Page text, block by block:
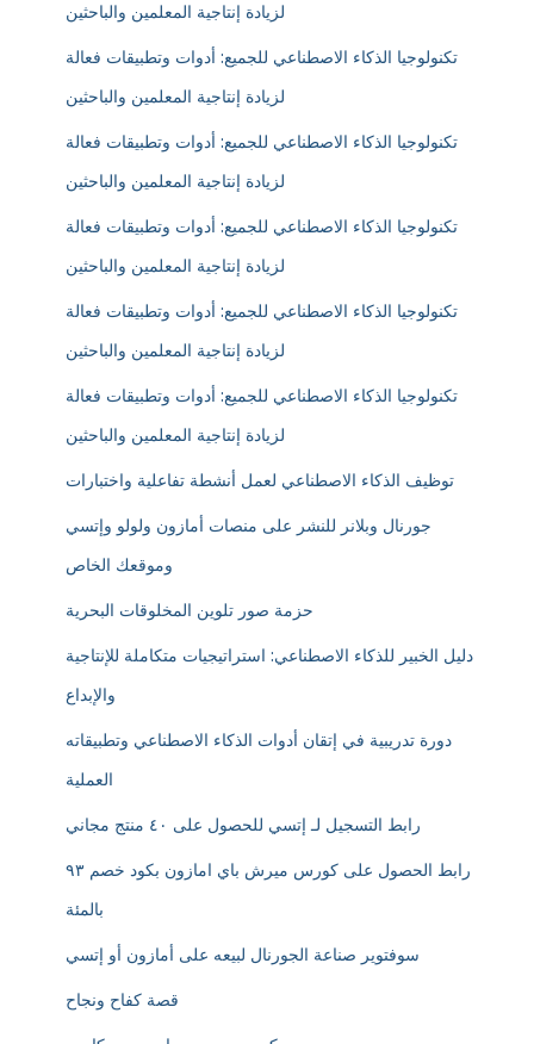
لزيادة إنتاجية المعلمين والباحثين
تكنولوجيا الذكاء الاصطناعي للجميع: أدوات وتطبيقات فعالة
لزيادة إنتاجية المعلمين والباحثين
تكنولوجيا الذكاء الاصطناعي للجميع: أدوات وتطبيقات فعالة
لزيادة إنتاجية المعلمين والباحثين
تكنولوجيا الذكاء الاصطناعي للجميع: أدوات وتطبيقات فعالة
لزيادة إنتاجية المعلمين والباحثين
تكنولوجيا الذكاء الاصطناعي للجميع: أدوات وتطبيقات فعالة
لزيادة إنتاجية المعلمين والباحثين
تكنولوجيا الذكاء الاصطناعي للجميع: أدوات وتطبيقات فعالة
لزيادة إنتاجية المعلمين والباحثين
توظيف الذكاء الاصطناعي لعمل أنشطة تفاعلية واختبارات
جورنال وبلانر للنشر على منصات أمازون ولولو وإتسي
وموقعك الخاص
حزمة صور تلوين المخلوقات البحرية
دليل الخبير للذكاء الاصطناعي: استراتيجيات متكاملة للإنتاجية
والإبداع
دورة تدريبية في إتقان أدوات الذكاء الاصطناعي وتطبيقاته
العملية
رابط التسجيل لـ إتسي للحصول على ٤٠ منتج مجاني
رابط الحصول على كورس ميرش باي امازون بكود خصم ٩٣
بالمئة
سوفتوير صناعة الجورنال لبيعه على أمازون أو إتسي
قصة كفاح ونجاح